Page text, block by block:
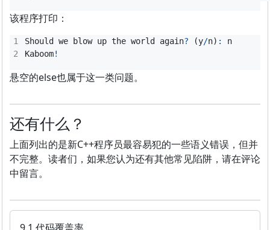
该程序打印：
Should we blow up the world again? (y/n) :
n
Kaboom!
悬空的else也属于这一类问题。
还有什么？
上面列出的是新C++程序员最容易犯的一些语义错误，但并
不完整。读者们，如果您认为还有其他常见陷阱，请在评论
中留言。